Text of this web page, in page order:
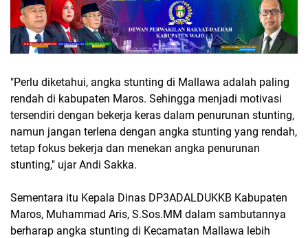
"Perlu diketahui, angka stunting di Mallawa adalah paling
rendah di kabupaten Maros. Sehingga menjadi motivasi
tersendiri dengan bekerja keras dalam penurunan stunting,
namun jangan terlena dengan angka stunting yang rendah,
tetap fokus bekerja dan menekan angka penurunan
stunting," ujar Andi Sakka.
Sementara itu Kepala Dinas DP3ADALDUKKB Kabupaten
Maros, Muhammad Aris, S.Sos.MM dalam sambutannya
berharap angka stunting di Kecamatan Mallawa lebih